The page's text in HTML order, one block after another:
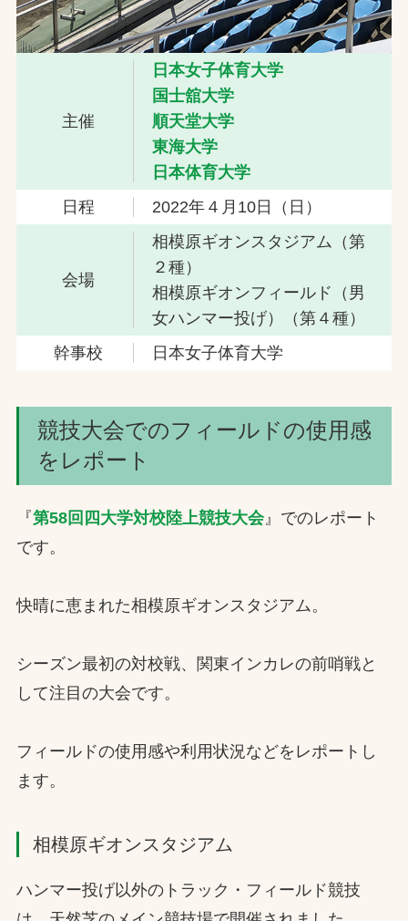
文字の見えづらさや操作にお困りの方へ
主催
日本女子体育大学
国士舘大学
順天堂大学
東海大学
日本体育大学
日程
2022年４⽉10⽇（日）
会場
相模原ギオンスタジアム（第
２種）
相模原ギオンフィールド（男
女ハンマー投げ）（第４種）
幹事校
日本女子体育大学
競技大会でのフィールドの使用感
をレポート
『第58回四大学対校陸上競技大会』でのレポート
です。
快晴に恵まれた相模原ギオンスタジアム。
シーズン最初の対校戦、関東インカレの前哨戦と
して注目の大会です。
フィールドの使用感や利用状況などをレポートし
ます。
相模原ギオンスタジアム
ハンマー投げ以外のトラック・フィールド競技